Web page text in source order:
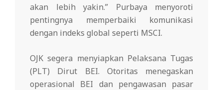
akan lebih yakin.” Purbaya menyoroti
pentingnya memperbaiki komunikasi
dengan indeks global seperti MSCI.
OJK segera menyiapkan Pelaksana Tugas
(PLT) Dirut BEI. Otoritas menegaskan
operasional BEI dan pengawasan pasar